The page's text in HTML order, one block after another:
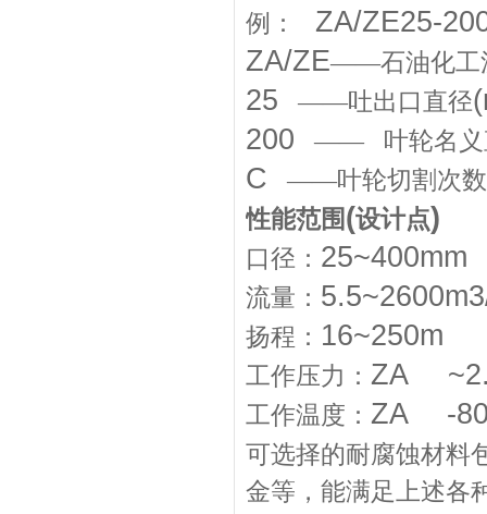
例：
ZA/ZE25-
ZA/ZE——石油化工
25——吐出口直径
200—— 叶轮名
C——叶轮切割次数
性能范围 (设计点)
口径： 25~400mm
流量：
扬程： 16~250m
工作压力： ZA
工作温度： ZA -
可选择的耐腐蚀材料
金等，能满足上述各